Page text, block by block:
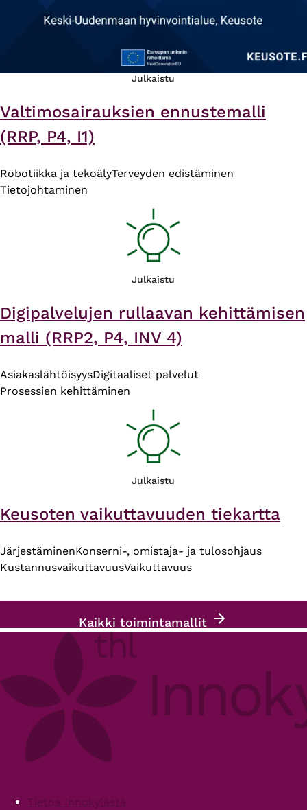
Julkaistu
Valtimosairauksien ennustemalli
(RRP, P4, I1)
Robotiikka ja tekoälyTerveyden edistäminen
Tietojohtaminen
Julkaistu
Digipalvelujen rullaavan kehittämisen
malli (RRP2, P4, INV 4)
AsiakaslähtöisyysDigitaaliset palvelut
Prosessien kehittäminen
Julkaistu
Keusoten vaikuttavuuden tiekartta
JärjestäminenKonserni-, omistaja- ja tulosohjaus
KustannusvaikuttavuusVaikuttavuus
Kaikki toimintamallit
FooterTietoa Innokylästä